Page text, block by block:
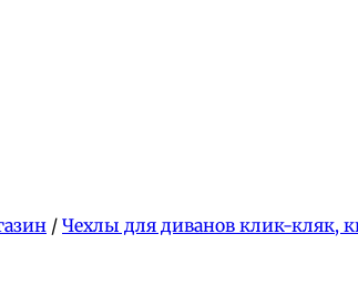
/ Чехлы для диванов клик-кляк,